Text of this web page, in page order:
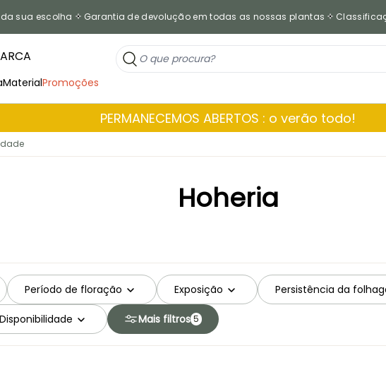
sua escolha Garantia de devolução em todas as nossas plantas
MaterialPromoções
PERMANECEMOS ABERTOS : o verão todo!
Hoheria
Período de floração Exposição Persistência da
Disponibilidade Mais filtros 5